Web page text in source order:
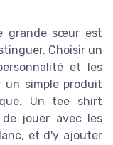
grande sœur est
Choisir un
et les
simple produit
Un tee shirt
de jouer avec les
et d'y ajouter